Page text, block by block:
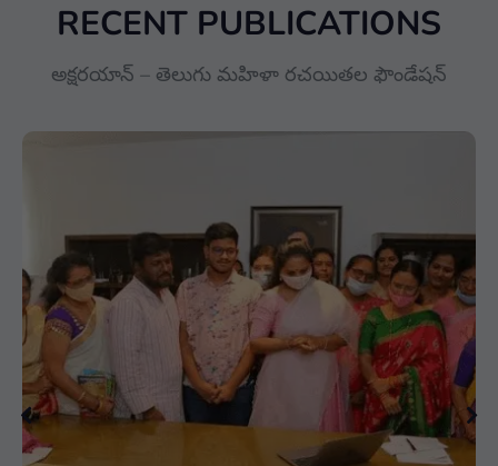
RECENT PUBLICATIONS
అక్షరయాన్ – తెలుగు మహిళా రచయితల ఫౌండేషన్